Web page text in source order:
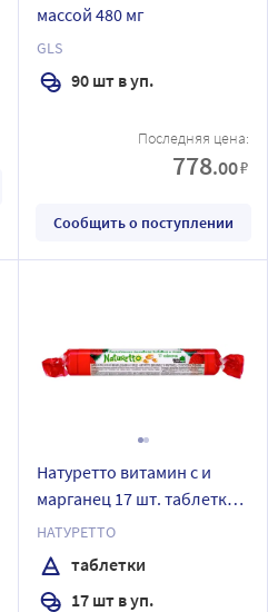
массой 480 мг
GLS
90 шт в уп.
Последняя цена:
778.00₽
Сообщить о поступлении
Натуретто витамин с и
марганец 17 шт. таблетки
массой 2200 мг/клубника
НАТУРЕТТО
таблетки
17 шт в уп.